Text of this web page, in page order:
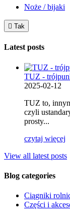
Noże / bijaki
 Tak
Latest posts
TUZ -
2025-02-12
TUZ to,
czyli
prosty...
czytaj więcej
View all latest posts
Blog categories
Ciągniki
Części i